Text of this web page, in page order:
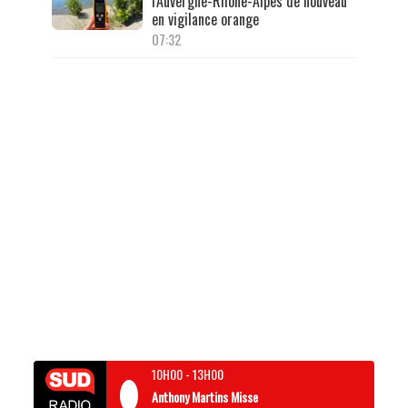
en vigilance orange
07:32
10H00-13H00
Anthony Martins Misse